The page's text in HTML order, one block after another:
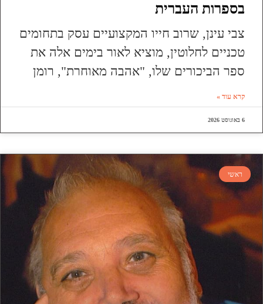
בספרות העברית
צבי עינן, שרוב חייו המקצועיים עסק בתחומים
טכניים לחלוטין, מוציא לאור בימים אלה את
ספר הביכורים שלו, "אהבה מאוחרת", רומן
קרא עוד »
6 באוגוסט 2026
ראשי